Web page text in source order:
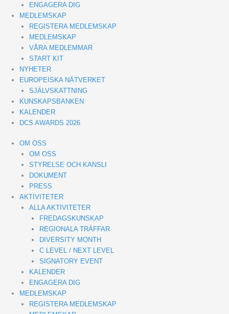
ENGAGERA DIG
MEDLEMSKAP
REGISTERA MEDLEMSKAP
MEDLEMSKAP
VÅRA MEDLEMMAR
START KIT
NYHETER
EUROPEISKA NÄTVERKET
SJÄLVSKATTNING
KUNSKAPSBANKEN
KALENDER
DCS AWARDS 2026
OM OSS
OM OSS
STYRELSE OCH KANSLI
DOKUMENT
PRESS
AKTIVITETER
ALLA AKTIVITETER
FREDAGSKUNSKAP
REGIONALA TRÄFFAR
DIVERSITY MONTH
C LEVEL / NEXT LEVEL
SIGNATORY EVENT
KALENDER
ENGAGERA DIG
MEDLEMSKAP
REGISTERA MEDLEMSKAP